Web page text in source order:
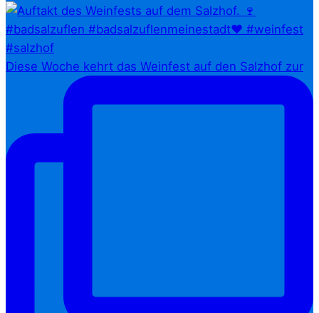
Diese Woche kehrt das Weinfest auf den Salzhof zur